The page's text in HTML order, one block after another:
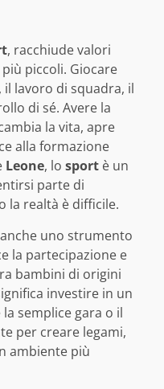
, racchiude valori
piccoli. Giocare
lavoro di squadra, il
di sé. Avere la
la vita, apre
alla formazione
Leone, lo sport è un
parte di
la realtà è difficile.
uno strumento
la partecipazione e
bambini di origini
investire in un
semplice gara o il
per creare legami,
ambiente più